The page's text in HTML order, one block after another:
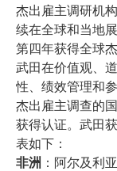
杰出雇主调研机
续在全球和当地
第四年获得全球
武田在价值观、
性、绩效管理和
杰出雇主调查的
获得认证。武田
表如下：
非洲 ：阿尔及利亚